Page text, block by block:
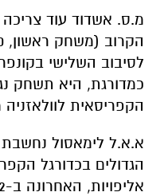
מ.ס. אשדוד עוד
לסיבוב השלישי
כמדורגת, היא תשחק
הקפריסאית
א.א.ל לימאסול
אליפויות, האחרונה ב-20212.